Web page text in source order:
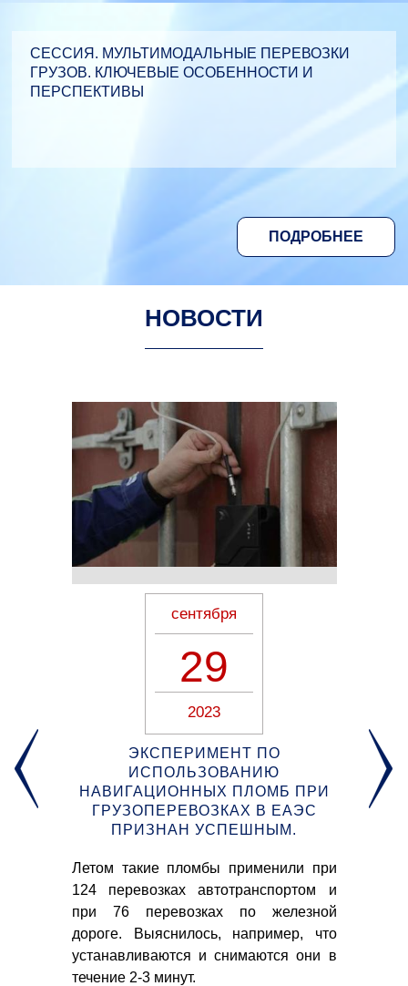
СЕССИЯ. МУЛЬТИМОДАЛЬНЫЕ ПЕРЕВОЗКИ
ГРУЗОВ. КЛЮЧЕВЫЕ ОСОБЕННОСТИ И
ПЕРСПЕКТИВЫ
ПОДРОБНЕЕ
НОВОСТИ
сентября
29
2023
ЭКСПЕРИМЕНТ ПО
ИСПОЛЬЗОВАНИЮ
НАВИГАЦИОННЫХ ПЛОМБ ПРИ
ГРУЗОПЕРЕВОЗКАХ В ЕАЭС
ПРИЗНАН УСПЕШНЫМ.
Летом такие пломбы применили при
124 перевозках автотранспортом и
при 76 перевозках по железной
дороге. Выяснилось, например, что
устанавливаются и снимаются они в
течение 2-3 минут.